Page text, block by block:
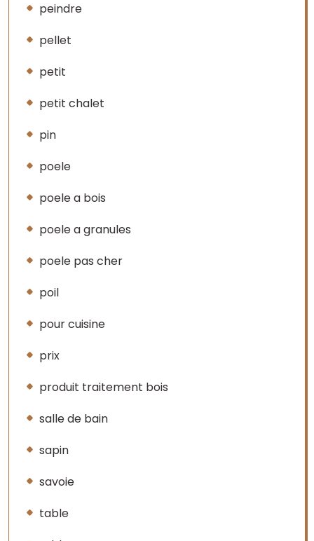
peindre
pellet
petit
petit chalet
pin
poele
poele a bois
poele a granules
poele pas cher
poil
pour cuisine
prix
produit traitement bois
salle de bain
sapin
savoie
table